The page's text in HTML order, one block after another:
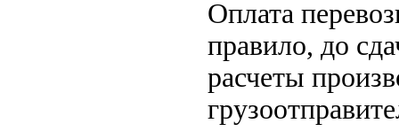
Оплата
правило, до
расчеты